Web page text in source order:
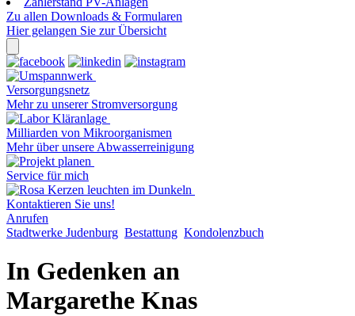
Zu allen Downloads & Formularen
Hier gelangen Sie zur Übersicht
Versorgungsnetz
Mehr zu unserer Stromversorgung
Milliarden von Mikroorganismen
Mehr über unsere Abwasserreinigung
Service für mich
Kontaktieren Sie uns!
Anrufen
Stadtwerke Judenburg Bestattung Kondolenzbuch
In Gedenken an
Margarethe Knas